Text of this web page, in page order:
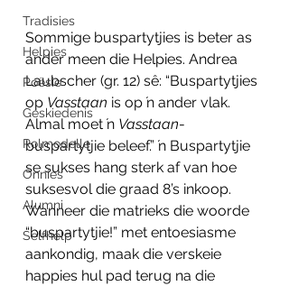
Tradisies
Helpies
Poësie
Geskiedenis
Rolmodelle
Onnies
Alumni
Selfhelp
Sommige buspartytjies is beter as
ander meen die Helpies. Andrea
Laubscher (gr. 12) sê: “Buspartytjies
op Vasstaan is op ŉ ander vlak.
Almal moet ŉ Vasstaan-
buspartytjie beleef.” ŉ Buspartytjie
se sukses hang sterk af van hoe
suksesvol die graad 8’s inkoop.
Wanneer die matrieks die woorde
“buspartytjie!” met entoesiasme
aankondig, maak die verskeie
happies hul pad terug na die